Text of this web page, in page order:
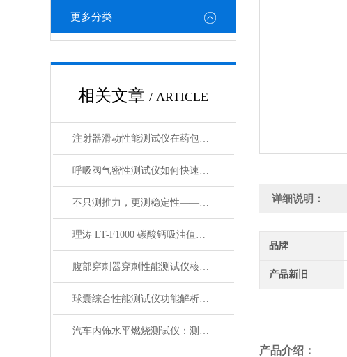
更多分类
相关文章 / ARTICLE
注射器滑动性能测试仪在药包材检测中的应用
呼吸阀气密性测试仪如何快速判断呼吸阀是否失效？
不只测推力，更测稳定性——注射器滑动性能测试仪全面解析
理涛 LT-F1000 碳酸钙吸油值测试仪 介绍说明
腹部穿刺器穿刺性能测试仪核心测试指标：穿刺力、峰值力、穿透力解析
球囊综合性能测试仪功能解析：额定爆破压（RBP）、顺应性、疲劳强度
汽车内饰水平燃烧测试仪：测试步骤、试样制备与结果判读
详细说明：
品牌
产品新旧
产品介绍：